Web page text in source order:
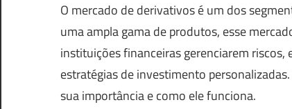
O mercado de derivativos é um dos
uma ampla gama de produtos, esse
instituições financeiras gerenciarem
estratégias de investimento
sua importância e como ele funciona.